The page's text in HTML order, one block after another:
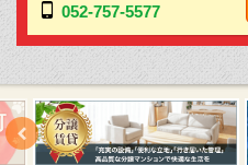
052-757-5577